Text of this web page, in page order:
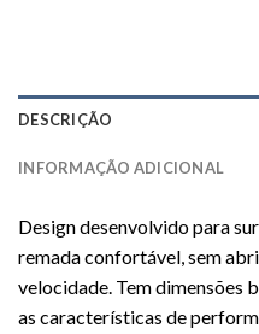
DESCRIÇÃO
INFORMAÇÃO ADICIONAL
Design desenvolvido para
remada confortável, sem
velocidade. Tem dimensões
as características de